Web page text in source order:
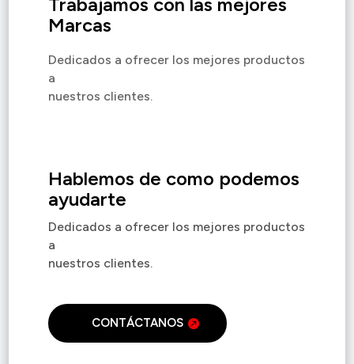
Marcas
Dedicados a ofrecer los mejores productos
a
nuestros clientes.
Hablemos de como podemos
ayudarte
Dedicados a ofrecer los mejores productos
a
nuestros clientes.
CONTÁCTANOS